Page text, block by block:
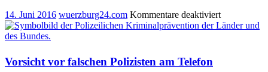
14. Juni 2016 wuerzburg24.com Kommentare deaktiviertfür
Vorsicht vor falschen Polizisten am Telefon